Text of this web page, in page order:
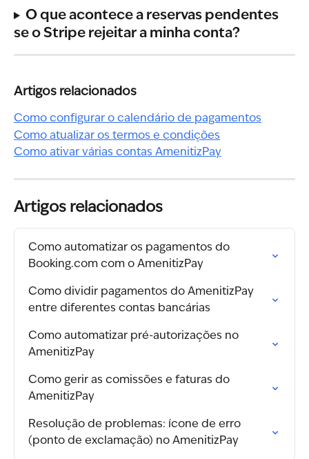
O que acontece a reservas pendentes
se o Stripe rejeitar a minha conta?
Artigos relacionados
Como configurar o calendário de pagamentos
Como atualizar os termos e condições
Como ativar várias contas AmenitizPay
Artigos relacionados
Como automatizar os pagamentos do
Booking.com com o AmenitizPay
Como dividir pagamentos do AmenitizPay
entre diferentes contas bancárias
Como automatizar pré-autorizações no
AmenitizPay
Como gerir as comissões e faturas do
AmenitizPay
Resolução de problemas: ícone de erro
(ponto de exclamação) no AmenitizPay